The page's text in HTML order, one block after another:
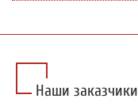
Наши заказчики